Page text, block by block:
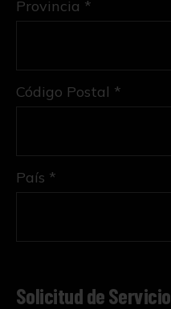
Provincia *
Código Postal *
País *
Solicitud de Servicio